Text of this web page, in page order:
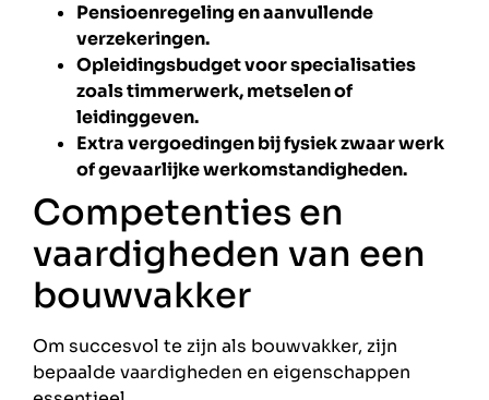
Pensioenregeling en aanvullende
verzekeringen.
Opleidingsbudget voor specialisaties
zoals timmerwerk, metselen of
leidinggeven.
Extra vergoedingen bij fysiek zwaar werk
of gevaarlijke werkomstandigheden.
Competenties en
vaardigheden van een
bouwvakker
Om succesvol te zijn als bouwvakker, zijn
bepaalde vaardigheden en eigenschappen